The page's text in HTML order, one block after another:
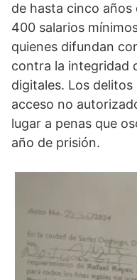
de hasta cinco
400 salarios
quienes difundan
contra la integridad
digitales. Los
acceso no
lugar a penas que
año de prisión.